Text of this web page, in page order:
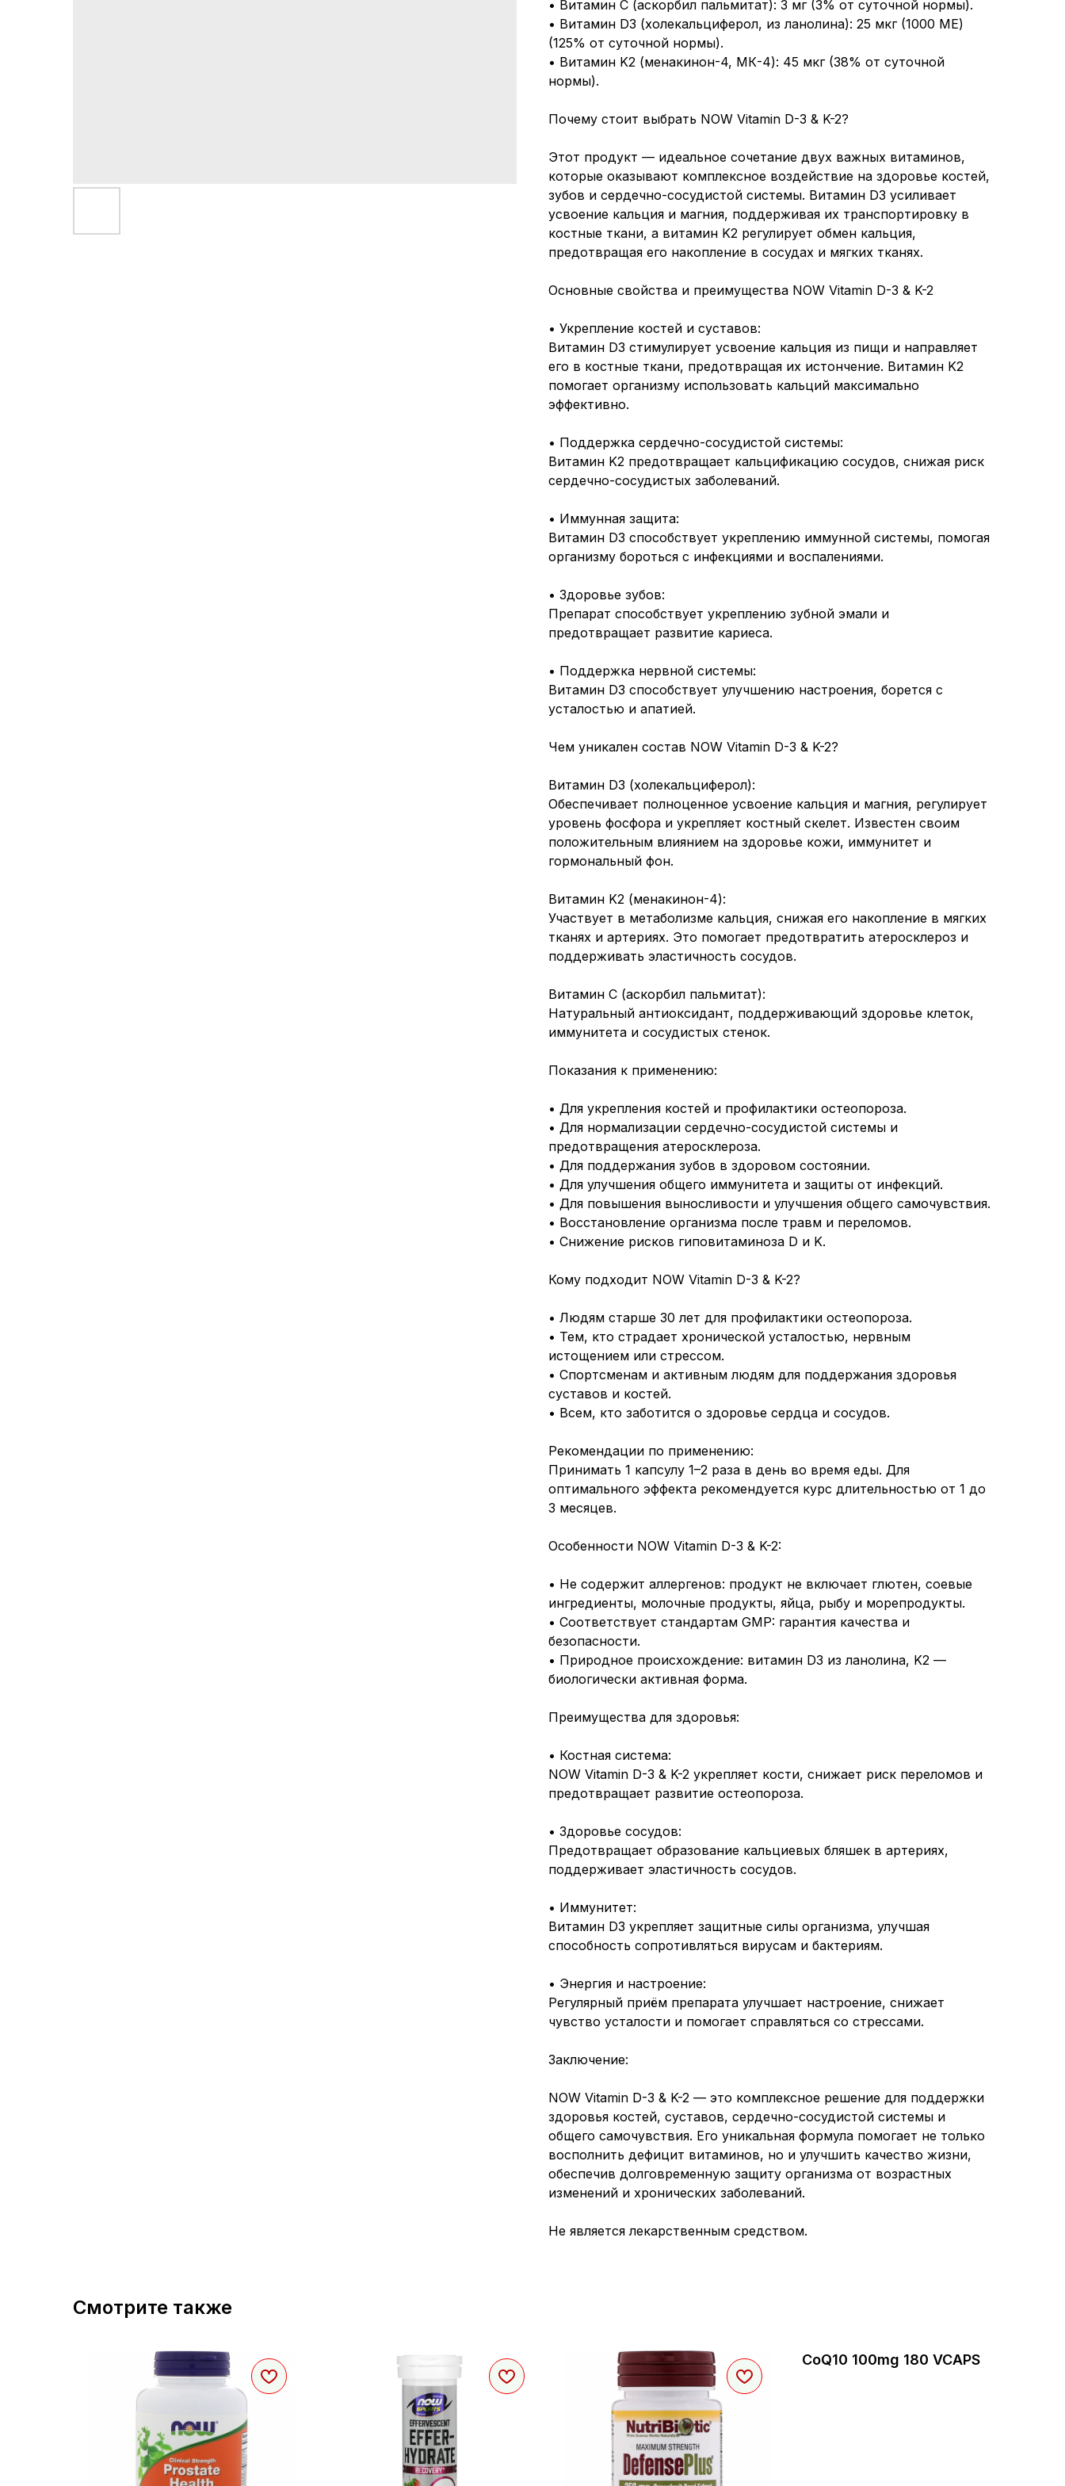
• Витамин С (аскорбил пальмитат): 3 мг (3% от суточной нормы).
• Витамин D3 (холекальциферол, из ланолина): 25 мкг (1000 МЕ)
(125% от суточной нормы).
• Витамин K2 (менакинон-4, МК-4): 45 мкг (38% от суточной
нормы).
Почему стоит выбрать NOW Vitamin D-3 & K-2?
Этот продукт — идеальное сочетание двух важных витаминов,
которые оказывают комплексное воздействие на здоровье костей,
зубов и сердечно-сосудистой системы. Витамин D3 усиливает
усвоение кальция и магния, поддерживая их транспортировку в
костные ткани, а витамин K2 регулирует обмен кальция,
предотвращая его накопление в сосудах и мягких тканях.
Основные свойства и преимущества NOW Vitamin D-3 & K-2
• Укрепление костей и суставов:
Витамин D3 стимулирует усвоение кальция из пищи и направляет
его в костные ткани, предотвращая их истончение. Витамин K2
помогает организму использовать кальций максимально
эффективно.
• Поддержка сердечно-сосудистой системы:
Витамин K2 предотвращает кальцификацию сосудов, снижая риск
сердечно-сосудистых заболеваний.
• Иммунная защита:
Витамин D3 способствует укреплению иммунной системы, помогая
организму бороться с инфекциями и воспалениями.
• Здоровье зубов:
Препарат способствует укреплению зубной эмали и
предотвращает развитие кариеса.
• Поддержка нервной системы:
Витамин D3 способствует улучшению настроения, борется с
усталостью и апатией.
Чем уникален состав NOW Vitamin D-3 & K-2?
Витамин D3 (холекальциферол):
Обеспечивает полноценное усвоение кальция и магния, регулирует
уровень фосфора и укрепляет костный скелет. Известен своим
положительным влиянием на здоровье кожи, иммунитет и
гормональный фон.
Витамин K2 (менакинон-4):
Участвует в метаболизме кальция, снижая его накопление в мягких
тканях и артериях. Это помогает предотвратить атеросклероз и
поддерживать эластичность сосудов.
Витамин С (аскорбил пальмитат):
Натуральный антиоксидант, поддерживающий здоровье клеток,
иммунитета и сосудистых стенок.
Показания к применению:
• Для укрепления костей и профилактики остеопороза.
• Для нормализации сердечно-сосудистой системы и
предотвращения атеросклероза.
• Для поддержания зубов в здоровом состоянии.
• Для улучшения общего иммунитета и защиты от инфекций.
• Для повышения выносливости и улучшения общего самочувствия.
• Восстановление организма после травм и переломов.
• Снижение рисков гиповитаминоза D и K.
Кому подходит NOW Vitamin D-3 & K-2?
• Людям старше 30 лет для профилактики остеопороза.
• Тем, кто страдает хронической усталостью, нервным
истощением или стрессом.
• Спортсменам и активным людям для поддержания здоровья
суставов и костей.
• Всем, кто заботится о здоровье сердца и сосудов.
Рекомендации по применению:
Принимать 1 капсулу 1–2 раза в день во время еды. Для
оптимального эффекта рекомендуется курс длительностью от 1 до
3 месяцев.
Особенности NOW Vitamin D-3 & K-2:
• Не содержит аллергенов: продукт не включает глютен, соевые
ингредиенты, молочные продукты, яйца, рыбу и морепродукты.
• Соответствует стандартам GMP: гарантия качества и
безопасности.
• Природное происхождение: витамин D3 из ланолина, K2 —
биологически активная форма.
Преимущества для здоровья:
• Костная система:
NOW Vitamin D-3 & K-2 укрепляет кости, снижает риск переломов и
предотвращает развитие остеопороза.
• Здоровье сосудов:
Предотвращает образование кальциевых бляшек в артериях,
поддерживает эластичность сосудов.
• Иммунитет:
Витамин D3 укрепляет защитные силы организма, улучшая
способность сопротивляться вирусам и бактериям.
• Энергия и настроение:
Регулярный приём препарата улучшает настроение, снижает
чувство усталости и помогает справляться со стрессами.
Заключение:
NOW Vitamin D-3 & K-2 — это комплексное решение для поддержки
здоровья костей, суставов, сердечно-сосудистой системы и
общего самочувствия. Его уникальная формула помогает не только
восполнить дефицит витаминов, но и улучшить качество жизни,
обеспечив долговременную защиту организма от возрастных
изменений и хронических заболеваний.
Не является лекарственным средством.
Смотрите также
CoQ10 100mg 180 VCAPS